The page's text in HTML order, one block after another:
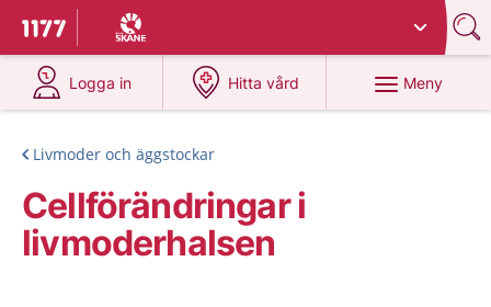
Till startsidan för 1177
Du har valt region
Logga in
på 1177.se
Hitta vård
på 1177.se
Meny
Livmoder och äggstockar
Cellförändringar i
livmoderhalsen